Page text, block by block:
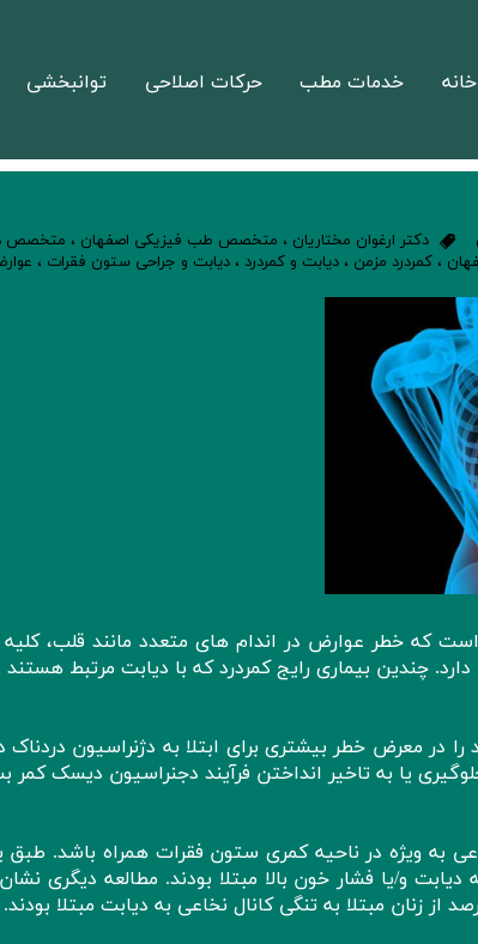
خانه خدمات مطب حرکات اصلاحی توانبخشی
دکتر ارغوان مختاریان ، متخصص طب فیزیکی اصفهان ، متخصص
، کمردرد مزمن ، دیابت و کمردرد ، دیابت و جراحی ستون فقرات ،
که خطر عوارض در اندام های متعدد مانند قلب،
چندین بیماری رایج کمردرد که با دیابت مرتبط هستند
افراد را در معرض خطر بیشتری برای ابتلا به دژنراسیون
یا به تاخیر انداختن فرآیند دجنراسیون دیسک
دیابت و/یا فشار خون بالا مبتلا بودند. مطالعه دیگری